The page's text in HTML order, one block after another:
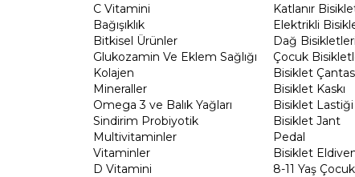
C Vitamini
Bağışıklık
Bitkisel Ürünler
Glukozamin Ve Eklem Sağlığı
Kolajen
Mineraller
Omega 3 ve Balık Yağları
Sindirim Probiyotik
Multivitaminler
Vitaminler
D Vitamini
Katlanır
Elektrikli
Dağ Bisikletleri
Çocuk
Bisiklet
Bisiklet Kaskı
Bisiklet Lastiği
Bisiklet Jant
Pedal
Bisiklet
8-11 Yaş